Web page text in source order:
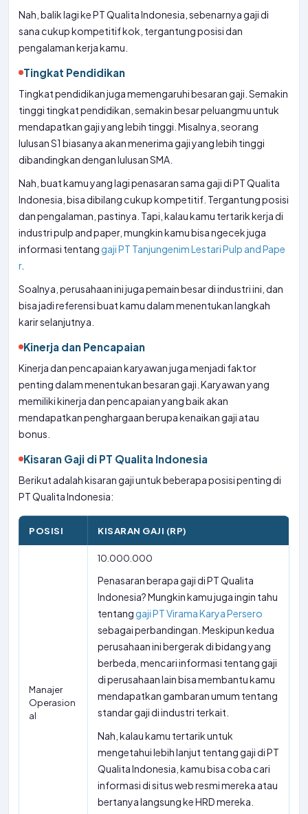
Nah, balik lagi ke PT Qualita Indonesia, sebenarnya gaji di
sana cukup kompetitif kok, tergantung posisi dan
pengalaman kerja kamu.
Tingkat Pendidikan
Tingkat pendidikan juga memengaruhi besaran gaji. Semakin
tinggi tingkat pendidikan, semakin besar peluangmu untuk
mendapatkan gaji yang lebih tinggi. Misalnya, seorang
lulusan S1 biasanya akan menerima gaji yang lebih tinggi
dibandingkan dengan lulusan SMA.
Nah, buat kamu yang lagi penasaran sama gaji di PT Qualita
Indonesia, bisa dibilang cukup kompetitif. Tergantung posisi
dan pengalaman, pastinya. Tapi, kalau kamu tertarik kerja di
industri pulp and paper, mungkin kamu bisa ngecek juga
informasi tentang gaji PT Tanjungenim Lestari Pulp and Pape
r.
Soalnya, perusahaan ini juga pemain besar di industri ini, dan
bisa jadi referensi buat kamu dalam menentukan langkah
karir selanjutnya.
Kinerja dan Pencapaian
Kinerja dan pencapaian karyawan juga menjadi faktor
penting dalam menentukan besaran gaji. Karyawan yang
memiliki kinerja dan pencapaian yang baik akan
mendapatkan penghargaan berupa kenaikan gaji atau
bonus.
Kisaran Gaji di PT Qualita Indonesia
Berikut adalah kisaran gaji untuk beberapa posisi penting di
PT Qualita Indonesia:
POSISI KISARAN GAJI (RP)
Manajer
Operasion
al
10.000.000
Penasaran berapa gaji di PT Qualita
Indonesia? Mungkin kamu juga ingin tahu
tentang gaji PT Virama Karya Persero
sebagai perbandingan. Meskipun kedua
perusahaan ini bergerak di bidang yang
berbeda, mencari informasi tentang gaji
di perusahaan lain bisa membantu kamu
mendapatkan gambaran umum tentang
standar gaji di industri terkait.
Nah, kalau kamu tertarik untuk
mengetahui lebih lanjut tentang gaji di PT
Qualita Indonesia, kamu bisa coba cari
informasi di situs web resmi mereka atau
bertanya langsung ke HRD mereka.